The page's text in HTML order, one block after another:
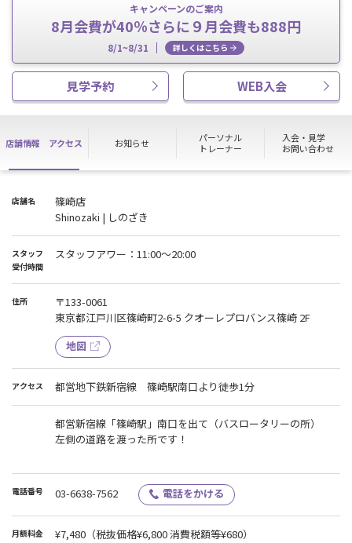
キャンペーンのご案内
8月会費が40％さらに９月会費も888円
8/1~8/31 詳しくはこちら
見学予約 WEB入会
店舗情報 アクセス お知らせ
パーソナル
トレーナー
入会・見学
お問い合わせ
店舗名
篠崎店
Shinozaki | しのざき
スタッフ
受付時間
スタッフアワー：11:00～20:00
住所
〒133-0061
東京都江戸川区篠崎町2-6-5 クオーレプロバンス篠崎 2F
地図
アクセス 都営地下鉄新宿線 篠崎駅南口より徒歩1分
都営新宿線「篠崎駅」南口を出て（バスロータリーの所）
左側の道路を渡った所です！
電話番号 03-6638-7562 電話をかける
月額料金 ¥7,480 （税抜価格¥6,800 消費税額等¥680）